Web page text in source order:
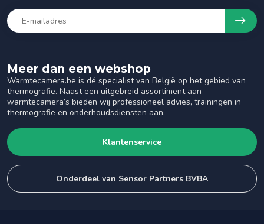
Meer dan een webshop
Warmtecamera.be is dé specialist van België op het gebied van
thermografie. Naast een uitgebreid assortiment aan
warmtecamera’s bieden wij professioneel advies, trainingen in
thermografie en onderhoudsdiensten aan.
Klantenservice
Onderdeel van Sensor Partners BVBA